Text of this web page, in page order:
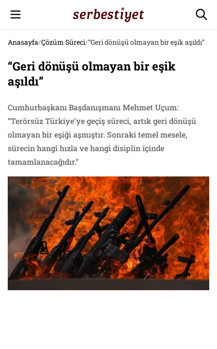
Anasayfa/Çözüm Süreci/“Geri dönüşü olmayan bir eşik aşıldı”
“Geri dönüşü olmayan bir eşik
aşıldı”
Cumhurbaşkanı Başdanışmanı Mehmet Uçum:
“Terörsüz Türkiye’ye geçiş süreci, artık geri dönüşü
olmayan bir eşiği aşmıştır. Sonraki temel mesele,
sürecin hangi hızla ve hangi disiplin içinde
tamamlanacağıdır.”